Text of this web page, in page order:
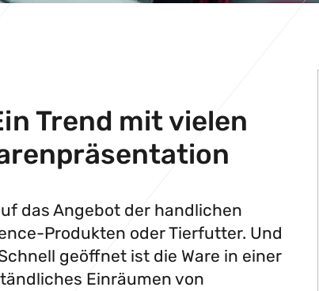
Trend mit vielen
das Angebot der handlichen
Produkten oder Tierfutter. Und
geöffnet ist die Ware in einer
Einräumen von